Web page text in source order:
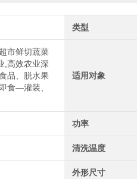
类型
市鲜切蔬菜
,高效农业深
品、脱水果
食—灌装、
适用对象
功率
清洗温度
外形尺寸